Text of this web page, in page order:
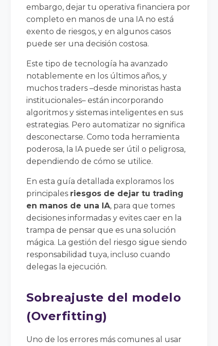
embargo, dejar tu operativa financiera por
completo en manos de una IA no está
exento de riesgos, y en algunos casos
puede ser una decisión costosa.
Este tipo de tecnología ha avanzado
notablemente en los últimos años, y
muchos traders –desde minoristas hasta
institucionales– están incorporando
algoritmos y sistemas inteligentes en sus
estrategias. Pero automatizar no significa
desconectarse. Como toda herramienta
poderosa, la IA puede ser útil o peligrosa,
dependiendo de cómo se utilice.
En esta guía detallada exploramos los
principales riesgos de dejar tu trading
en manos de una IA, para que tomes
decisiones informadas y evites caer en la
trampa de pensar que es una solución
mágica. La gestión del riesgo sigue siendo
responsabilidad tuya, incluso cuando
delegas la ejecución.
Sobreajuste del modelo
(Overfitting)
Uno de los errores más comunes al usar